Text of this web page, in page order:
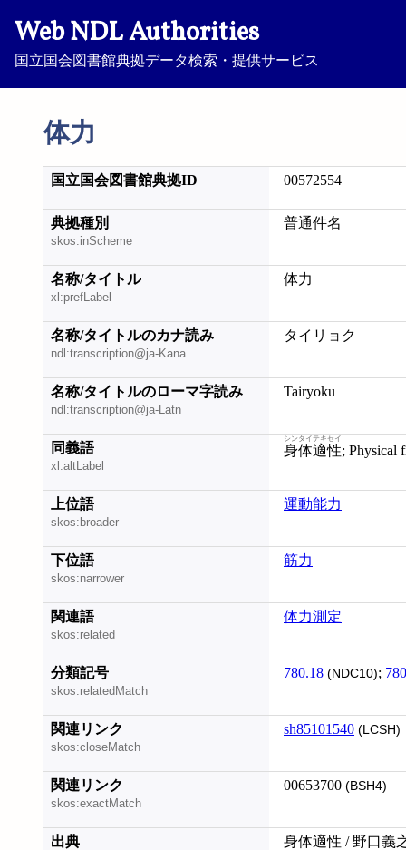
Web NDL Authorities
国立国会図書館典拠データ検索・提供サービス
体力
国立国会図書館典拠ID 00572554
典拠種別
skos:inScheme
普通件名
名称/タイトル
xl:prefLabel
体力
名称/タイトルのカナ読み
ndl:transcription@ja-Kana
タイリョク
名称/タイトルのローマ字読み
ndl:transcription@ja-Latn
Tairyoku
同義語
xl:altLabel
身体適性
シンタイテキセイ
; Physical
上位語
skos:broader
運動能力
下位語
skos:narrower
筋力
関連語
skos:related
体力測定
分類記号
skos:relatedMatch
780.18 (NDC10);
関連リンク
skos:closeMatch
sh85101540 (LCSH)
関連リンク
skos:exactMatch
00653700 (BSH4)
出典
身体適性 / 野口義